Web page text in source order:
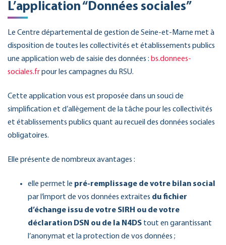
L’application “Données sociales”
Le Centre départemental de gestion de Seine-et-Marne met à
disposition de toutes les collectivités et établissements publics
une application web de saisie des données : bs.donnees-
sociales.frpour les campagnes du RSU.
Cette application vous est proposée dans un souci de
simplification et d’allègement de la tâche pour les collectivités
et établissements publics quant au recueil des données sociales
obligatoires.
Elle présente de nombreux avantages :
elle permet le pré-remplissage de votre bilan social
par l’import de vos données extraites du fichier
d’échange issu de votre SIRH ou de votre
déclaration DSN ou de la N4DS tout en garantissant
l’anonymat et la protection de vos données ;